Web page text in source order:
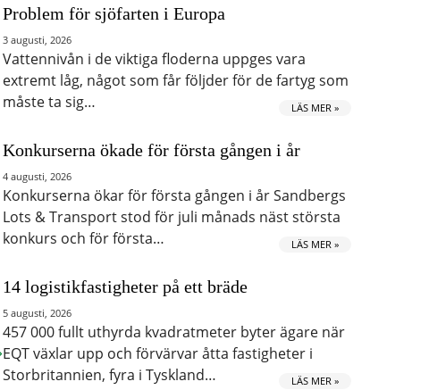
Problem för sjöfarten i Europa
3 augusti, 2026
Vattennivån i de viktiga floderna uppges vara
extremt låg, något som får följder för de fartyg som
måste ta sig…
LÄS MER »
Konkurserna ökade för första gången i år
4 augusti, 2026
Konkurserna ökar för första gången i år Sandbergs
Lots & Transport stod för juli månads näst största
konkurs och för första…
LÄS MER »
14 logistikfastigheter på ett bräde
5 augusti, 2026
457 000 fullt uthyrda kvadratmeter byter ägare när
EQT växlar upp och förvärvar åtta fastigheter i
Storbritannien, fyra i Tyskland…
LÄS MER »